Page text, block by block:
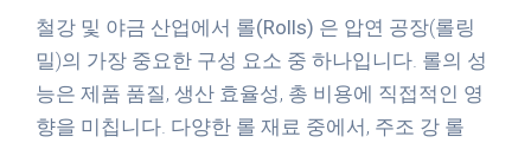
철강 및 야금 산업에서 롤(Rolls) 은 압연 공장(롤링
밀)의 가장 중요한 구성 요소 중 하나입니다. 롤의 성
능은 제품 품질, 생산 효율성, 총 비용에 직접적인 영
향을 미칩니다. 다양한 롤 재료 중에서, 주조 강 롤